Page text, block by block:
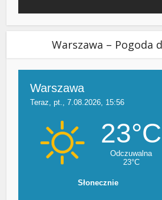
Warszawa – Pogoda